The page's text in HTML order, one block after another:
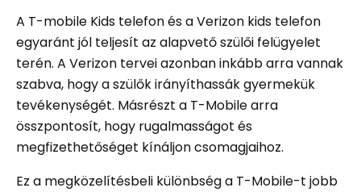
A T-mobile Kids telefon és a Verizon kids telefon
egyaránt jól teljesít az alapvető szülői felügyelet
terén. A Verizon tervei azonban inkább arra vannak
szabva, hogy a szülők irányíthassák gyermekük
tevékenységét. Másrészt a T-Mobile arra
összpontosít, hogy rugalmasságot és
megfizethetőséget kínáljon csomagjaihoz.
Ez a megközelítésbeli különbség a T-Mobile-t jobb